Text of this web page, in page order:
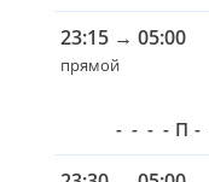
23:15 → 05:00
прямой
- - - - П -